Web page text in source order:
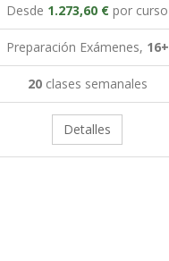
Desde 1.273,60 € por curso
Preparación Exámenes, 16+
20clases semanales
Detalles